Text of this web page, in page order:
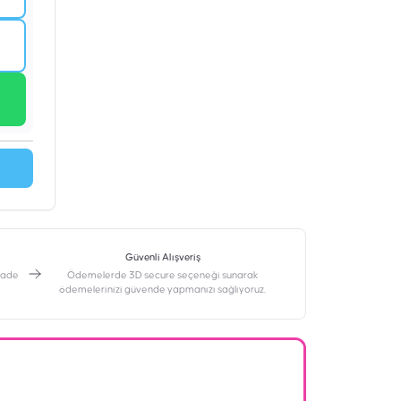
Güvenli Alışveriş
Ödemelerde 3D secure seçeneği sunarak
ödemelerinizi güvende yapmanızı sağlıyoruz.